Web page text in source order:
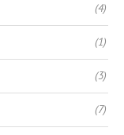
(4)
(1)
(3)
(7)